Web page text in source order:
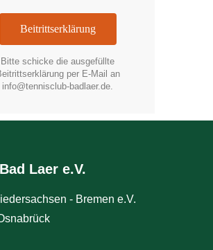
Beitrittserklärung
Bitte schicke die ausgefüllte
per E-Mail an
info@tennisclub-badlaer.de.
Laer e.V.
- Bremen e.V.